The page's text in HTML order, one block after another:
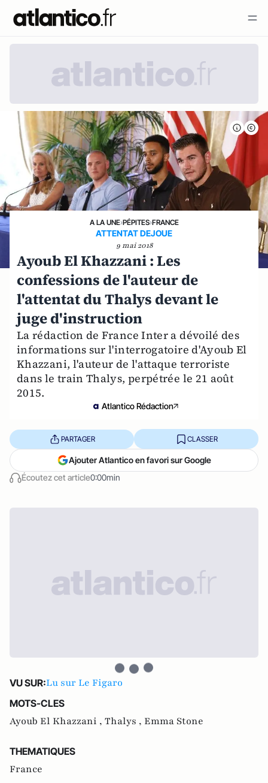
A LA UNE›PÉPITES›FRANCE
ATTENTAT DEJOUE
9 mai 2018
Ayoub El Khazzani : Les
confessions de l'auteur de
l'attentat du Thalys devant le
juge d'instruction
La rédaction de France Inter a dévoilé des
informations sur l'interrogatoire d'Ayoub El
Khazzani, l'auteur de l'attaque terroriste
dans le train Thalys, perpétrée le 21 août
2015.
Atlantico Rédaction
Écoutez cet article0:00min
PARTAGER CLASSER
Ajouter Atlantico en favori sur Google
VU SUR:Lu sur Le Figaro
MOTS-CLES
Ayoub El Khazzani , Thalys , Emma Stone
THEMATIQUES
France